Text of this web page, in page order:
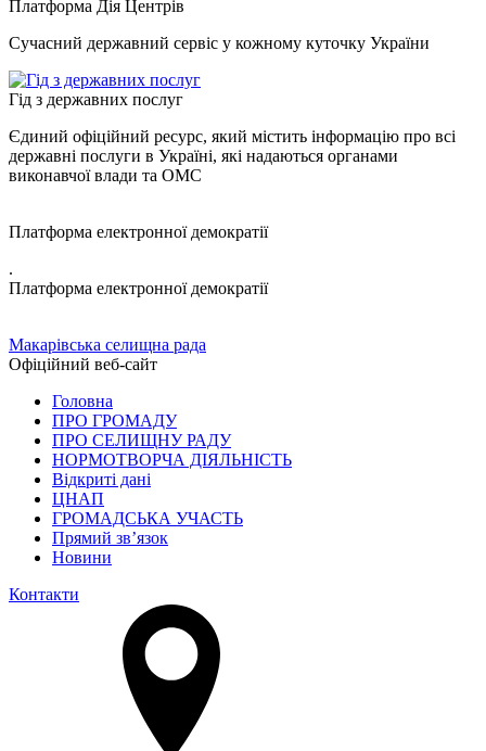
Платформа Дія Центрів
Сучасний державний сервіс у кожному куточку України
Гід з державних послуг
Єдиний офіційний ресурс, який містить інформацію про всі
державні послуги в Україні, які надаються органами
виконавчої влади та ОМС
Платформа електронної демократії
.
Платформа електронної демократії
Макарівська селищна рада
Офіційний веб-сайт
Головна
ПРО ГРОМАДУ
ПРО СЕЛИЩНУ РАДУ
НОРМОТВОРЧА ДІЯЛЬНІСТЬ
Відкриті дані
ЦНАП
ГРОМАДСЬКА УЧАСТЬ
Прямий зв’язок
Новини
Контакти